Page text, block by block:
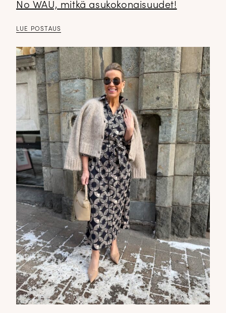
No WAU, mitkä asukokonaisuudet!
LUE POSTAUS